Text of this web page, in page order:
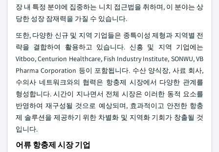
장 내 특정 분야에 집중하는 니치 접근법을 취하며, 이 분야는 상
당한 성장 잠재력을 가질 수 있습니다.
또한, 다양한 신규 및 지역 기업들은 종특이성 제형과 지역별 전
략을 결합하여 활용하고 있습니다. 신흥 및 지역 기업에는
Vitboo, Centurion Healthcare, Fish Industry Institute, SONWU, VB
Pharma Corporation 등이 포함됩니다. 수산 양식장, 사료 회사,
수의사 네트워크와의 협력은 항충제 시장에서 다양한 관계를
형성합니다. 시간이 지나면서 전체 시장은 이러한 동적 요소를
반영하여 재구성될 것으로 예상되며, 효과적이고 안전한 항충
제 솔루션을 제공하기 위한 차별화 및 지역화 기회가 창출될 것
입니다.
어류 항충제 시장 기업